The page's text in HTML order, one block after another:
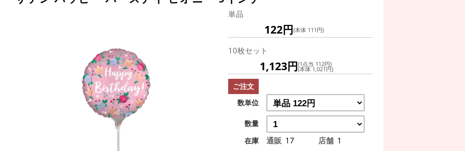
単品
122円(本体 111円)
10枚セット
1,123円(1点当 112円)
(本体 1,021円)
ご注文
数単位
数量
在庫
通販 17 店舗 1